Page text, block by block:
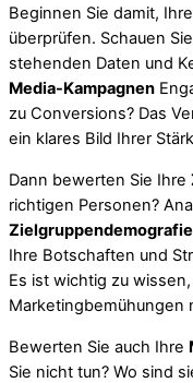
Beginnen Sie damit,
überprüfen. Schauen
stehenden Daten und
Media-Kampagnen
zu Conversions? Das
ein klares Bild Ihrer
Dann bewerten Sie Ihre
richtigen Personen?
Zielgruppendemografie
Ihre Botschaften und
Es ist wichtig zu
Marketingbemühungen
Bewerten Sie auch Ihre
Sie nicht tun? Wo sind